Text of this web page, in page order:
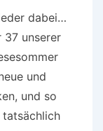
dabei…
37 unserer
und
und so
tatsächlich